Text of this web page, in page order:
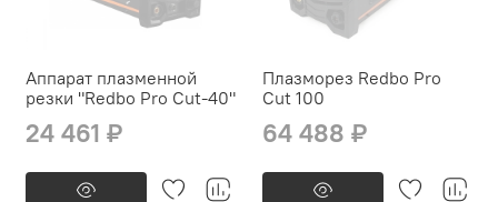
Аппарат плазменной
резки "Redbo Pro Cut-40"
24 461 ₽
Плазморез Redbo Pro
Cut 100
64 488 ₽